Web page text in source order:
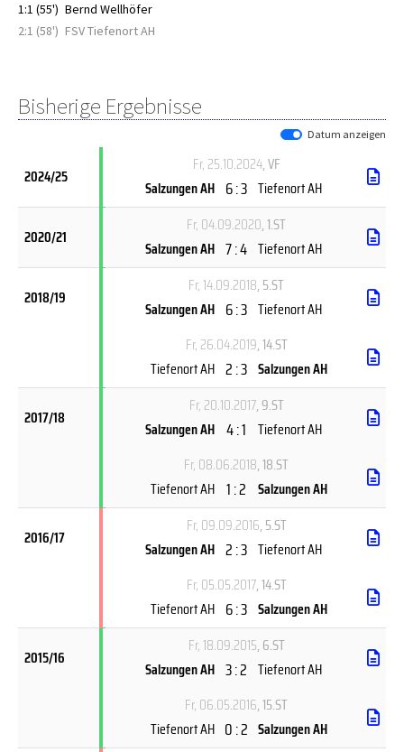
1:1 (55') Bernd Wellhöfer
2:1 (58') FSV Tiefenort AH
Bisherige Ergebnisse
Datum anzeigen
2024/25
Fr, 25.10.2024, VF
Salzungen AH 6 : 3 Tiefenort AH
2020/21
Fr, 04.09.2020, 1.ST
Salzungen AH 7 : 4 Tiefenort AH
2018/19
Fr, 14.09.2018, 5.ST
Salzungen AH 6 : 3 Tiefenort AH
Fr, 26.04.2019, 14.ST
Tiefenort AH 2 : 3 Salzungen AH
2017/18
Fr, 20.10.2017, 9.ST
Salzungen AH 4 : 1 Tiefenort AH
Fr, 08.06.2018, 18.ST
Tiefenort AH 1 : 2 Salzungen AH
2016/17
Fr, 09.09.2016, 5.ST
Salzungen AH 2 : 3 Tiefenort AH
Fr, 05.05.2017, 14.ST
Tiefenort AH 6 : 3 Salzungen AH
2015/16
Fr, 18.09.2015, 6.ST
Salzungen AH 3 : 2 Tiefenort AH
Fr, 06.05.2016, 15.ST
Tiefenort AH 0 : 2 Salzungen AH